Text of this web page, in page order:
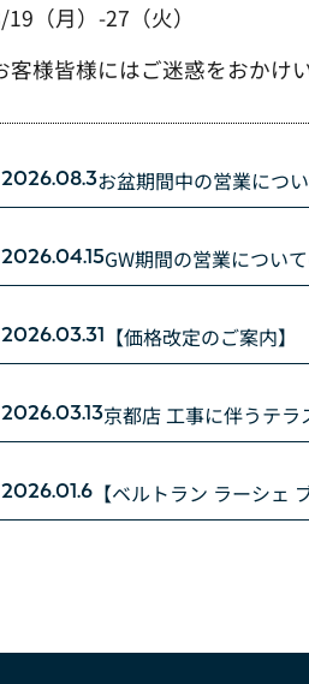
19（月）-27（火）
客様皆様にはご迷惑をおかけ
2026.08.3お盆期間中の営業につ
2026.04.15GW期間の営業につい
2026.03.31 【価格改定のご案内】
2026.03.13京都店 工事に伴うテ
2026.01.6 【ベルトラン ラーシェ